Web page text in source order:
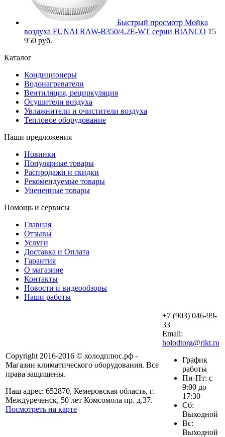
Быстрый просмотр Мойка
воздуха FUNAI RAW-B350/4.2E-WT серии BIANCO 15
950 руб.
Каталог
Кондиционеры
Водонагреватели
Вентиляция, рециркуляция
Осушители воздуха
Увлажнители и очистители воздуха
Тепловое оборудование
Наши предложения
Новинки
Популярные товары
Распродажи и скидки
Рекомендуемые товары
Уцененные товары
Помощь и сервисы
Главная
Отзывы
Услуги
Доставка и Оплата
Гарантия
О магазине
Контакты
Новости и видеообзоры
Наши работы
Copyright 2016-2016 © холодплюс.рф -
Магазин климатического оборудования. Все
права защищены.
Наш адрес: 652870, Кемеровская область, г.
Междуреченск, 50 лет Комсомола пр. д.37.
Посмотреть на карте
+7 (903) 046-99-
33
Email:
holodtorg@rikt.ru
График
работы
Пн-Пт: с
9:00 до
17:30
Сб:
Выходной
Вс:
Выходной